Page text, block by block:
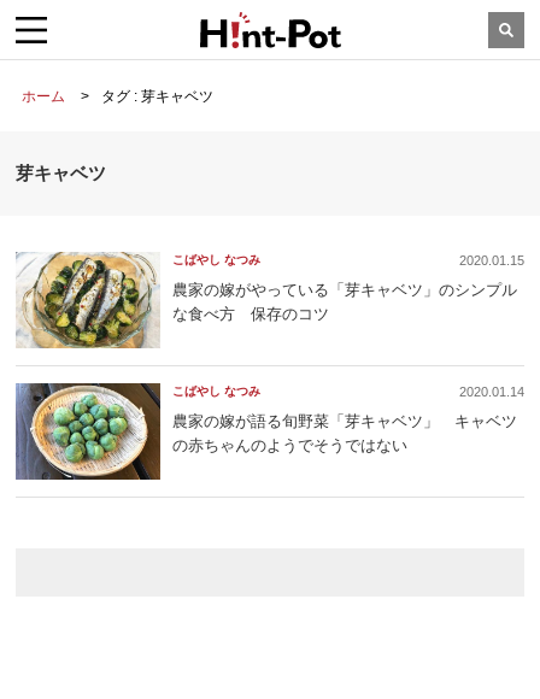
ホーム タグ : 芽キャベツ
芽キャベツ
こばやし なつみ 2020.01.15
農家の嫁がやっている「芽キャベツ」のシンプル
な食べ方 保存のコツ
こばやし なつみ 2020.01.14
農家の嫁が語る旬野菜「芽キャベツ」 キャベツ
の赤ちゃんのようでそうではない